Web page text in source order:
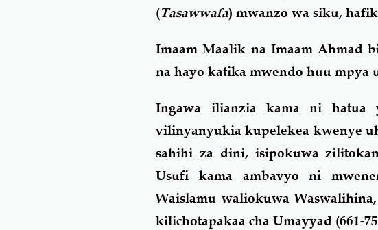
(Tasawwafa) mwanzo wa siku,
Imaam Maalik na Imaam Ahmad
na hayo katika mwendo huu mpya
Ingawa ilianzia kama ni hatua
vilinyanyukia kupelekea kwenye
sahihi za dini, isipokuwa
Usufi kama ambavyo ni
Waislamu waliokuwa
kilichotapakaa cha Umayyad (661-